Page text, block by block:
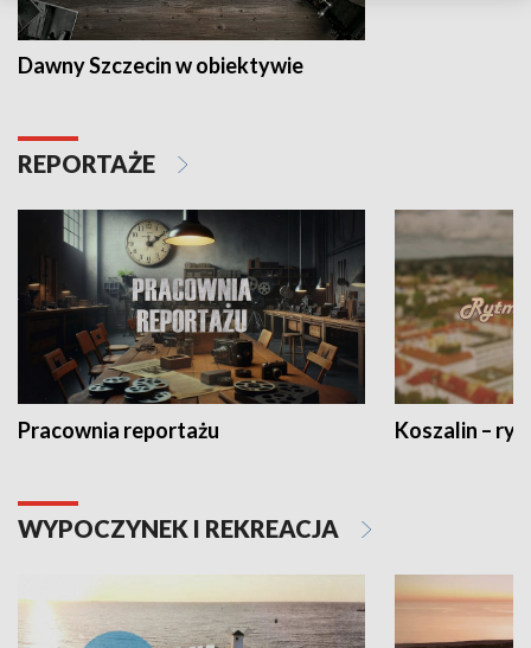
Dawny Szczecin w obiektywie
REPORTAŻE
Pracownia reportażu Koszalin –
WYPOCZYNEK I REKREACJA